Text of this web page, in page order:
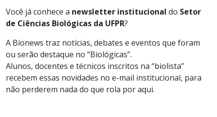
Você já conhece a newsletter institucional do Setor
de Ciências Biológicas da UFPR?
A Bionews traz notícias, debates e eventos que foram
ou serão destaque no “Biológicas”.
Alunos, docentes e técnicos inscritos na “biolista”
recebem essas novidades no e-mail institucional, para
não perderem nada do que rola por aqui.